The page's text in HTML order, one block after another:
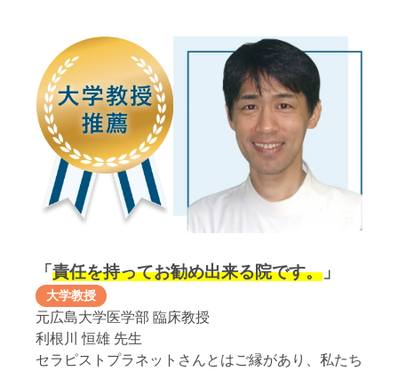
「 責任を持ってお勧め出来る院です。 」
大学教授
元広島大学医学部 臨床教授
利根川 恒雄 先生
セラピストプラネットさんとはご縁があり、私たち